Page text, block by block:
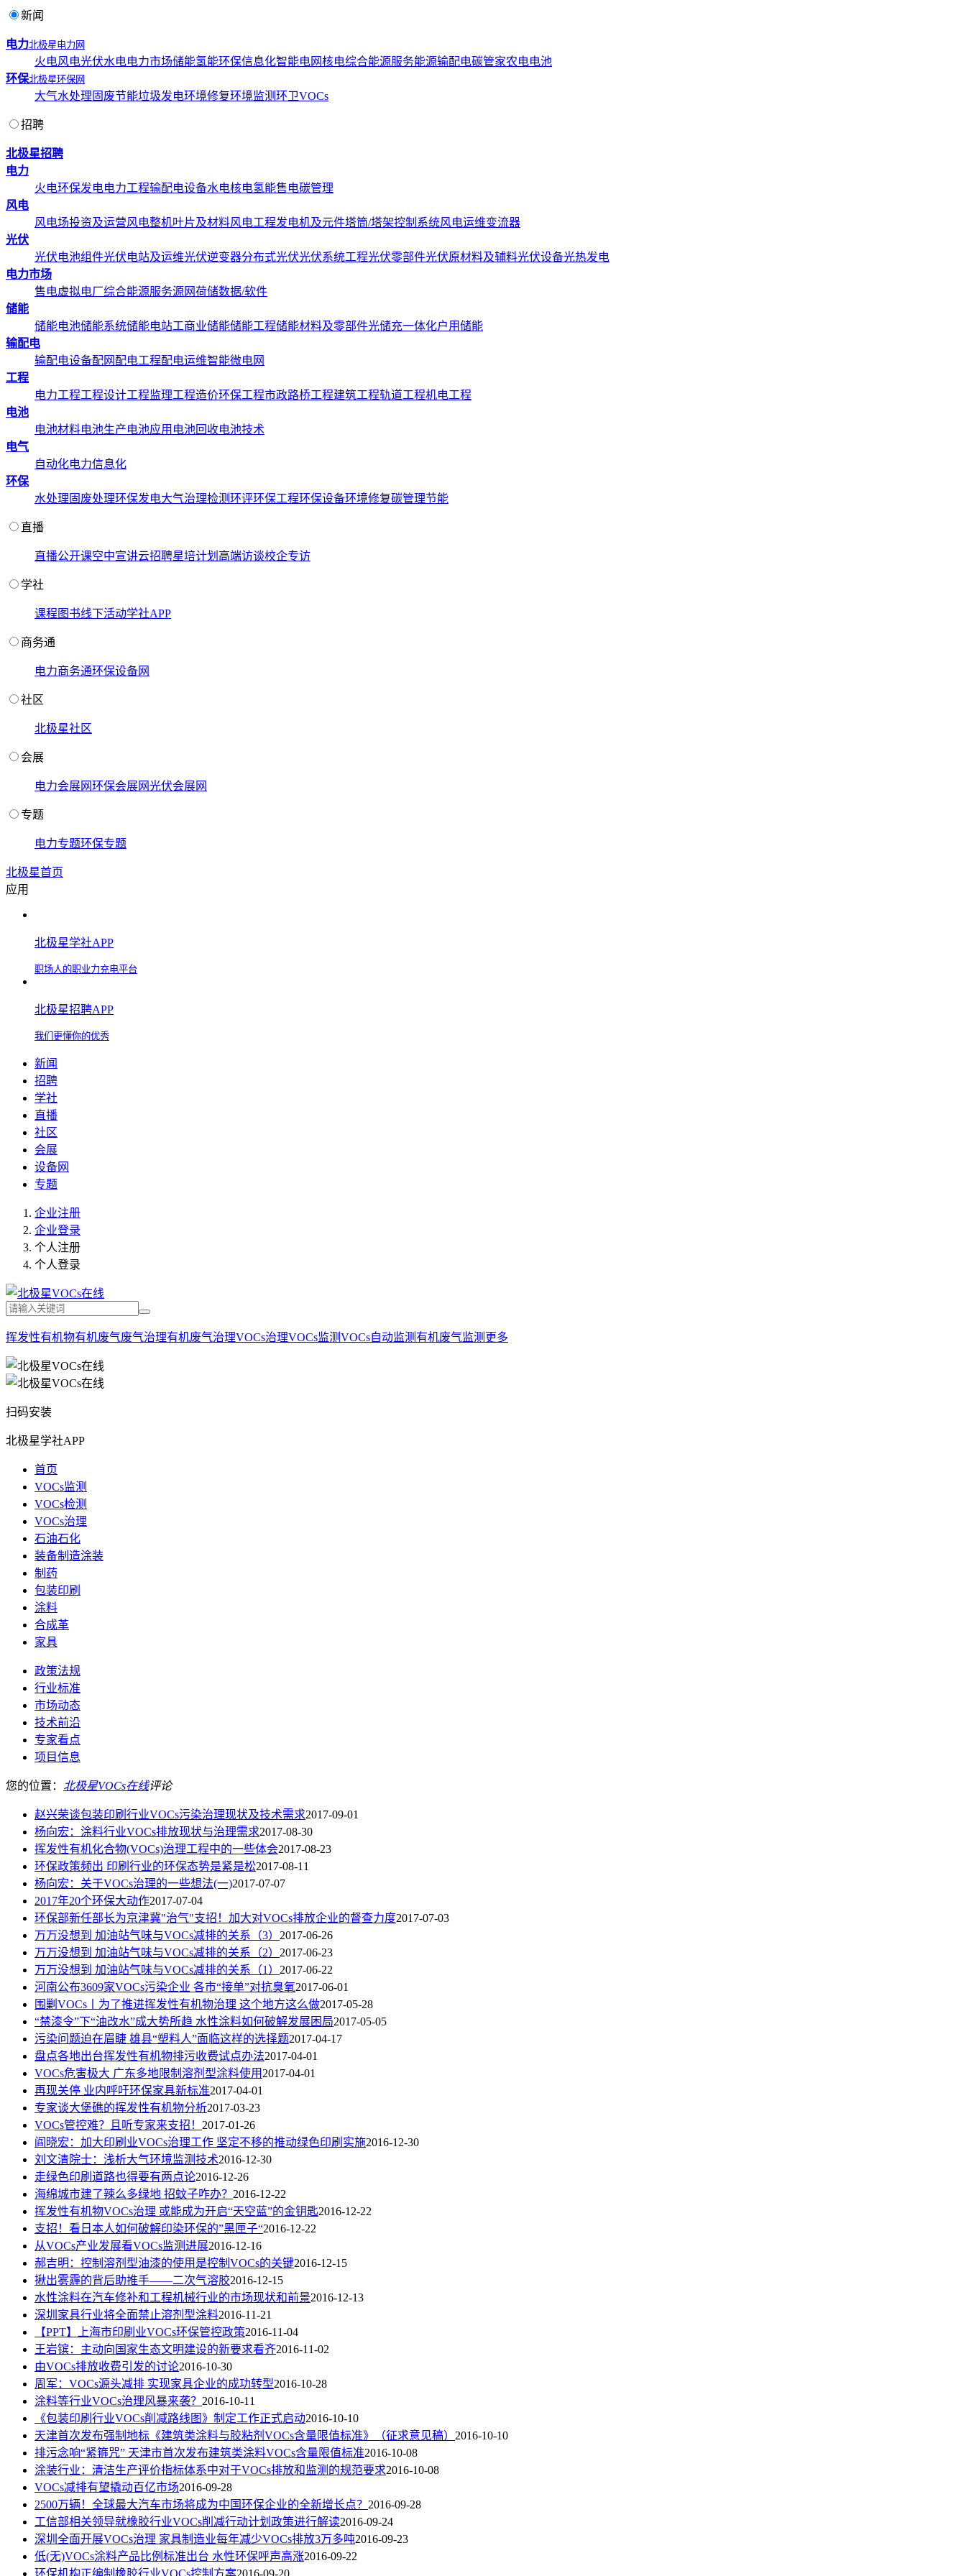
新闻
电力北极星电力网
火电风电光伏水电电力市场储能氢能环保信息化智能电网核电综合能源服务能源输配电碳管家农电电池
环保北极星环保网
大气水处理 固废节能垃圾发电环境修复环境监测环卫VOCs
招聘
北极星招聘
电力
火电环保发电电力工程输配电设备水电核电氢能售电碳管理
风电
风电场投资及运营风电整机叶片及材料风电工程发电机及元件塔筒/塔架控制系统风电运维变流器
光伏
光伏电池组件光伏电站及运维光伏逆变器分布式光伏光伏系统工程光伏零部件光伏原材料及辅料光伏设备光热发电
电力市场
售电虚拟电厂综合能源服务源网荷储数据/软件
储能
储能电池储能系统储能电站工商业储能储能工程储能材料及零部件光储充一体化户用储能
输配电
输配电设备配网配电工程配电运维智能微电网
工程
电力工程工程设计工程监理工程造价环保工程市政路桥工程建筑工程轨道工程机电工程
电池
电池材料电池生产电池应用 电池回收电池技术
电气
自动化电力信息化
环保
水处理 固废处理环保发电大气治理检测环评环保工程环保设备环境修复碳管理节能
直播
直播公开课空中宣讲云招聘星培计划 高端访谈校企专访
学社
课程 图书线下活动学社APP
商务通
电力商务通环保设备网
社区
北极星社区
会展
电力会展网环保会展网光伏会展网
专题
电力专题环保专题
北极星首页
应用
北极星学社APP
职场人的职业力充电平台
北极星招聘APP
我们更懂你的优秀
新闻
招聘
学社
直播
社区
会展
设备网
专题
企业注册
企业登录
个人注册
个人登录
挥发性有机物有机废气废气治理有机废气治理VOCs治理VOCs监测VOCs自动监测有机废气监测 更多
扫码安装
北极星学社APP
首页
VOCs监测
VOCs检测
VOCs治理
石油石化
装备制造涂装
制药
包装印刷
涂料
合成革
家具
政策法规
行业标准
市场动态
技术前沿
专家看点
项目信息
您的位置： 北极星VOCs在线评论
赵兴荣谈包装印刷行业VOCs污染治理现状及技术需求2017-09-01
杨向宏：涂料行业VOCs排放现状与治理需求2017-08-30
挥发性有机化合物(VOCs)治理工程中的一些体会2017-08-23
环保政策频出 印刷行业的环保态势是紧是松2017-08-11
杨向宏：关于VOCs治理的一些想法(一)2017-07-07
2017年20个环保大动作2017-07-04
环保部新任部长为京津冀"治气"支招！加大对VOCs排放企业的督查力度2017-07-03
万万没想到 加油站气味与VOCs减排的关系（3） 2017-06-26
万万没想到 加油站气味与VOCs减排的关系（2） 2017-06-23
万万没想到 加油站气味与VOCs减排的关系（1） 2017-06-22
河南公布3609家VOCs污染企业 各市“接单”对抗臭氧2017-06-01
围剿VOCs丨为了推进挥发性有机物治理 这个地方这么做2017-05-28
“禁漆令”下“油改水”成大势所趋 水性涂料如何破解发展困局2017-05-05
污染问题迫在眉睫 雄县“塑料人”面临这样的选择题2017-04-17
盘点各地出台挥发性有机物排污收费试点办法2017-04-01
VOCs危害极大 广东多地限制溶剂型涂料使用 2017-04-01
再现关停 业内呼吁环保家具新标准2017-04-01
专家谈大堡礁的挥发性有机物分析2017-03-23
VOCs管控难？且听专家来支招！ 2017-01-26
阎晓宏：加大印刷业VOCs治理工作 坚定不移的推动绿色印刷实施2016-12-30
刘文清院士：浅析大气环境监测技术2016-12-30
走绿色印刷道路也得要有两点论2016-12-26
海绵城市建了辣么多绿地 招蚊子咋办？ 2016-12-22
挥发性有机物VOCs治理 或能成为开启“天空蓝”的金钥匙2016-12-22
支招！看日本人如何破解印染环保的”黑匣子“2016-12-22
从VOCs产业发展看VOCs监测进展2016-12-16
郝吉明：控制溶剂型油漆的使用是控制VOCs的关键2016-12-15
揪出雾霾的背后助推手——二次气溶胶2016-12-15
水性涂料在汽车修补和工程机械行业的市场现状和前景2016-12-13
深圳家具行业将全面禁止溶剂型涂料2016-11-21
【PPT】上海市印刷业VOCs环保管控政策2016-11-04
王岩镔：主动向国家生态文明建设的新要求看齐2016-11-02
由VOCs排放收费引发的讨论2016-10-30
周军：VOCs源头减排 实现家具企业的成功转型2016-10-28
涂料等行业VOCs治理风暴来袭？ 2016-10-11
《包装印刷行业VOCs削减路线图》制定工作正式启动2016-10-10
天津首次发布强制地标《建筑类涂料与胶粘剂VOCs含量限值标准》（征求意见稿） 2016-10-10
排污念响“紧箍咒” 天津市首次发布建筑类涂料VOCs含量限值标准2016-10-08
涂装行业：清洁生产评价指标体系中对于VOCs排放和监测的规范要求2016-10-08
VOCs减排有望撬动百亿市场2016-09-28
2500万辆！全球最大汽车市场将成为中国环保企业的全新增长点？ 2016-09-28
工信部相关领导就橡胶行业VOCs削减行动计划政策进行解读2016-09-24
深圳全面开展VOCs治理 家具制造业每年减少VOCs排放3万多吨2016-09-23
低(无)VOCs涂料产品比例标准出台 水性环保呼声高涨2016-09-22
环保机构正编制橡胶行业VOCs控制方案2016-09-20